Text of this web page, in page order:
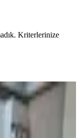
Kriterlerinize
Satılık